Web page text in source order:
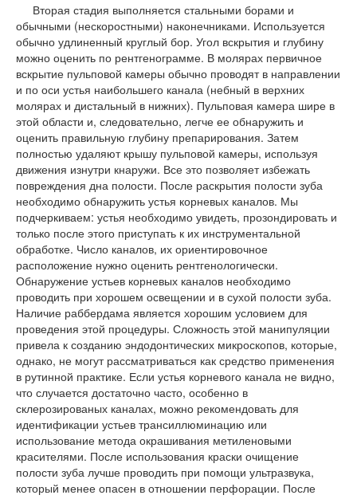
Вторая стадия выполняется стальными борами и
обычными (нескоростными) наконечниками. Используется
обычно удлиненный круглый бор. Угол вскрытия и глубину
можно оценить по рентгенограмме. В молярах первичное
вскрытие пульповой камеры обычно проводят в направлении
и по оси устья наибольшего канала (небный в верхних
молярах и дистальный в нижних). Пульповая камера шире в
этой области и, следовательно, легче ее обнаружить и
оценить правильную глубину препарирования. Затем
полностью удаляют крышу пульповой камеры, используя
движения изнутри кнаружи. Все это позволяет избежать
повреждения дна полости. После раскрытия полости зуба
необходимо обнаружить устья корневых каналов. Мы
подчеркиваем: устья необходимо увидеть, прозондировать и
только после этого приступать к их инструментальной
обработке. Число каналов, их ориентировочное
расположение нужно оценить рентгенологически.
Обнаружение устьев корневых каналов необходимо
проводить при хорошем освещении и в сухой полости зуба.
Наличие раббердама является хорошим условием для
проведения этой процедуры. Сложность этой манипуляции
привела к созданию эндодонтических микроскопов, которые,
однако, не могут рассматриваться как средство применения
в рутинной практике. Если устья корневого канала не видно,
что случается достаточно часто, особенно в
склерозированых каналах, можно рекомендовать для
идентификации устьев трансиллюминацию или
использование метода окрашивания метиленовыми
красителями. После использования краски очищение
полости зуба лучше проводить при помощи ультразвука,
который менее опасен в отношении перфорации. После